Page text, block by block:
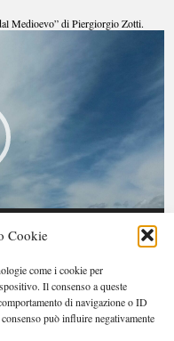
Cookie
come i cookie per
Il consenso a queste
di navigazione o ID
può influire negativamente
Medioevo” di Piergiorgio Zotti.